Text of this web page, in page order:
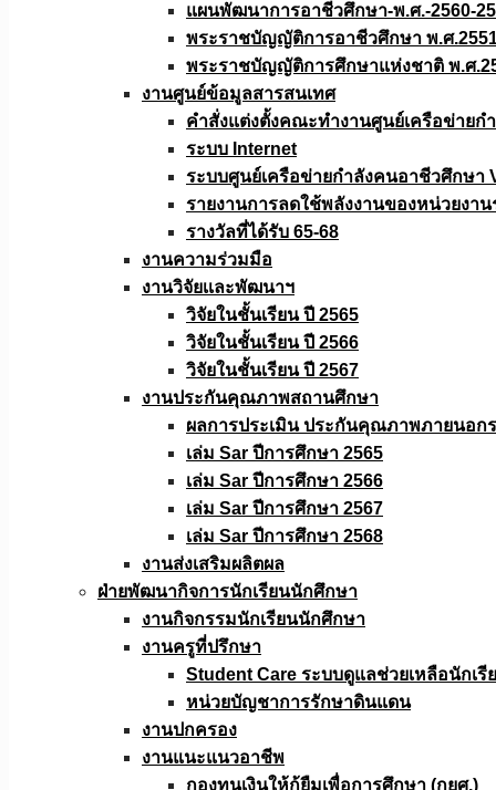
แผนพัฒนาการอาชีวศึกษา-พ.ศ.-2560-
พระราชบัญญัติการอาชีวศึกษา พ.ศ
พระราชบัญญัติการศึกษาแห่งชาติ พ.ศ
งานศูนย์ข้อมูลสารสนเทศ
คำสั่งแต่งตั้งคณะทำงานศูนย์เครือข่าย
ระบบ Internet
ระบบศูนย์เครือข่ายกำลังคนอาชีวศึกษา
รายงานการลดใช้พลังงานของหน่วยงา
รางวัลที่ได้รับ 65-68
งานความร่วมมือ
งานวิจัยเเละพัฒนาฯ
วิจัยในชั้นเรียน ปี 2565
วิจัยในชั้นเรียน ปี 2566
วิจัยในชั้นเรียน ปี 2567
งานประกันคุณภาพสถานศึกษา
ผลการประเมิน ประกันคุณภาพภายนอก
เล่ม Sar ปีการศึกษา 2565
เล่ม Sar ปีการศึกษา 2566
เล่ม Sar ปีการศึกษา 2567
เล่ม Sar ปีการศึกษา 2568
งานส่งเสริมผลิตผล
ฝ่ายพัฒนากิจการนักเรียนนักศึกษา
งานกิจกรรมนักเรียนนักศึกษา
งานครูที่ปรึกษา
Student Care ระบบดูแลช่วยเหลือนักเรี
หน่วยบัญชาการรักษาดินแดน
งานปกครอง
งานแนะแนวอาชีพ
กองทุนเงินให้กู้ยืมเพื่อการศึกษา (กยศ.)